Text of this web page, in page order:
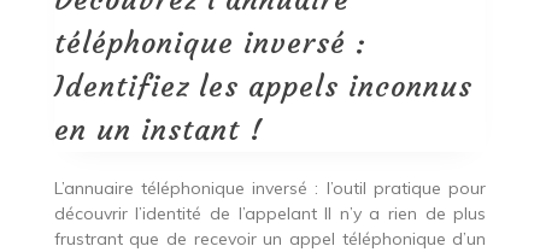
un
téléphonique inversé :
Identifiez les appels inconnus
en un instant !
L’annuaire téléphonique inversé : l’outil pratique pour
découvrir l’identité de l’appelant Il n’y a rien de plus
frustrant que de recevoir un appel téléphonique d’un